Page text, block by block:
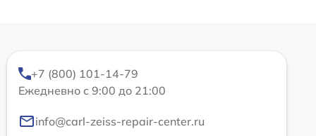
+7 (800) 101-14-79
Ежедневно с 9:00 до 21:00
info@carl-zeiss-repair-center.ru